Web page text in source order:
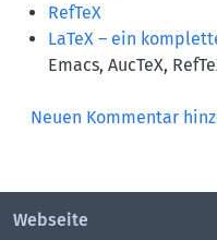
RefTeX
LaTeX – ein
Emacs, AucTeX,
Neuen Kommentar
Webseite